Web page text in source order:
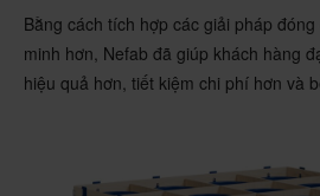
Bằng cách tích hợp các giải pháp
minh hơn, Nefab đã giúp khách hàng
hiệu quả hơn, tiết kiệm chi phí hơn và